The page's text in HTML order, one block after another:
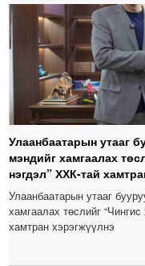
Улаанбаатарын утааг
мэндийг хамгаалах
нэгдэл” ХХК-тай
Улаанбаатарын утааг
хамгаалах төслийг
хамтран хэрэгжүүлнэ